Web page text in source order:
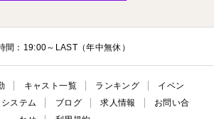
間：19:00～LAST（年中無休）
キャスト一覧 ランキング
イベン
システム ブログ 求人情報
お問い合